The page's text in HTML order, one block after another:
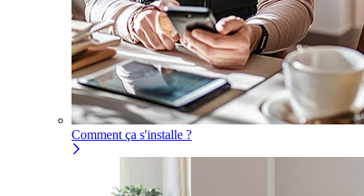
Comment ça s'installe ?